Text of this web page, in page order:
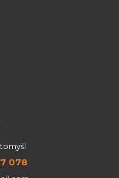
078